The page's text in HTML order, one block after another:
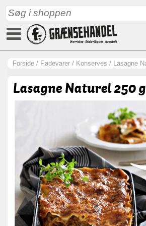
Forside / Fødevarer / Konserves / Lasagne
Lasagne Naturel 250 g